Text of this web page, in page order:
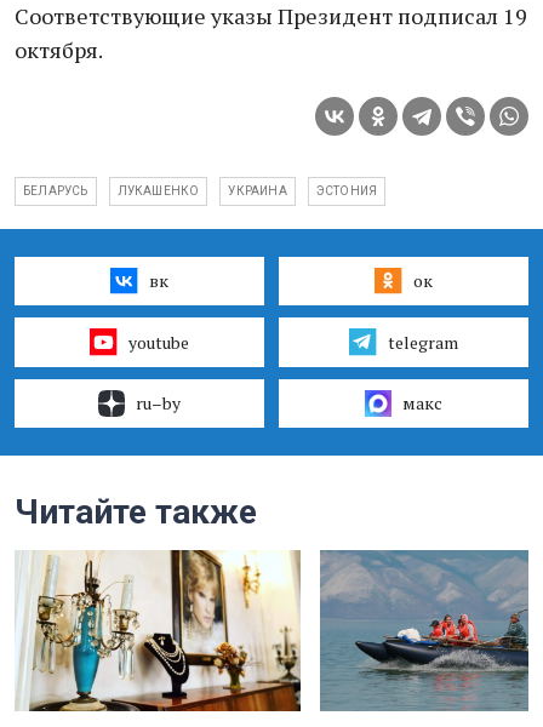
Соответствующие указы Президент подписал 19
октября.
БЕЛАРУСЬ ЛУКАШЕНКО УКРАИНА ЭСТОНИЯ
вк ок
youtube telegram
ru–by макс
Читайте также